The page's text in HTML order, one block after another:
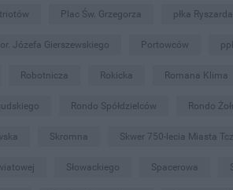
Plac Św. Grzegorza płka
Józefa Gierszewskiego Portowców
Robotnicza Rokicka Romana Klima
Rondo Spółdzielców Rondo
Skromna Skwer 750-lecia Miasta
Słowackiego Spacerowa